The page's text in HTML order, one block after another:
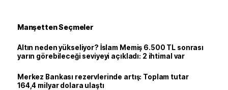
Manşetten Seçmeler
Altın neden yükseliyor? İslam Memiş 6.500 TL sonrası
yarın görebileceği seviyeyi açıkladı: 2 ihtimal var
Merkez Bankası rezervlerinde artış: Toplam tutar
164,4 milyar dolara ulaştı